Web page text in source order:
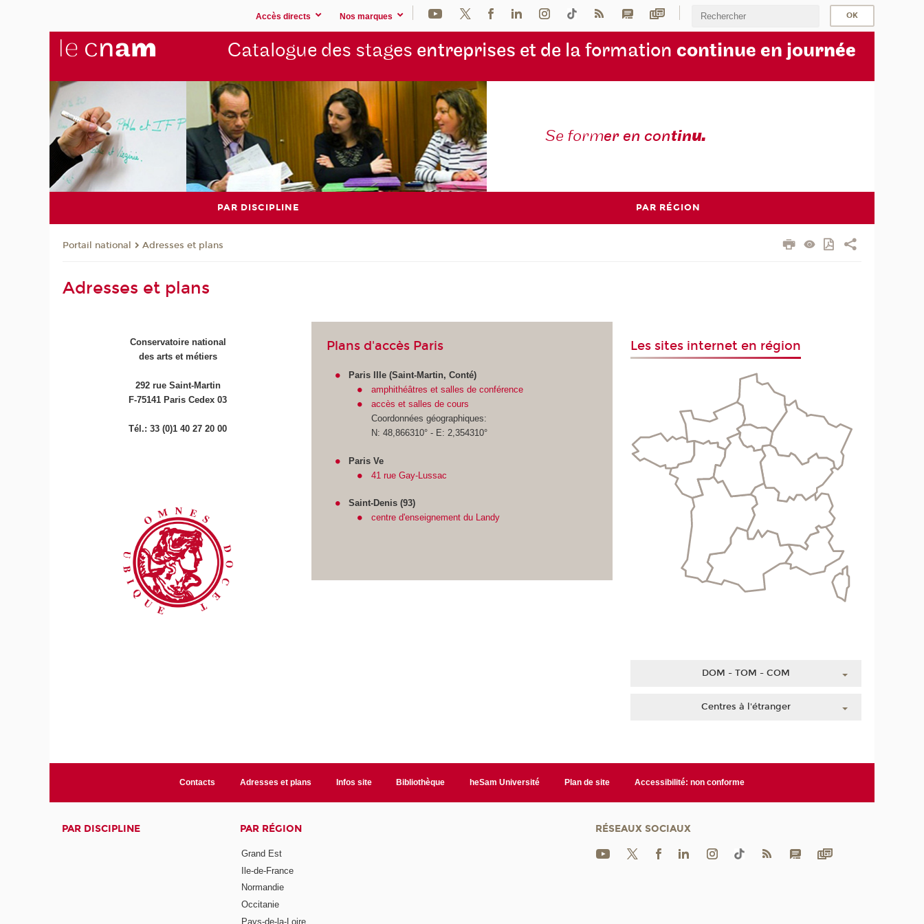
Accès directs Nos marques
Catalogue des stages entreprises et de la formation continue en journée
Se former en continu.
PAR DISCIPLINE PAR RÉGION
Portail national Adresses et plans
Adresses et plans
Conservatoire national
des arts et métiers
292 rue Saint-Martin
F-75141 Paris Cedex 03
Tél.: 33 (0)1 40 27 20 00
Plans d'accès Paris
Paris IIIe (Saint-Martin, Conté)
amphithéâtres et salles de conférence
accès et salles de cours
Coordonnées géographiques:
N: 48,866310° - E: 2,354310°
Paris Ve
41 rue Gay-Lussac
Saint-Denis (93)
centre d'enseignement du Landy
Les sites internet en région
DOM - TOM - COM
Centres à l'étranger
Maroc
Contacts Adresses et plans Infos site Bibliothèque heSam Université Plan de site Accessibilité: non conforme
PAR DISCIPLINE PAR RÉGION
Grand Est
Ile-de-France
Normandie
Occitanie
Pays-de-la-Loire
RÉSEAUX SOCIAUX